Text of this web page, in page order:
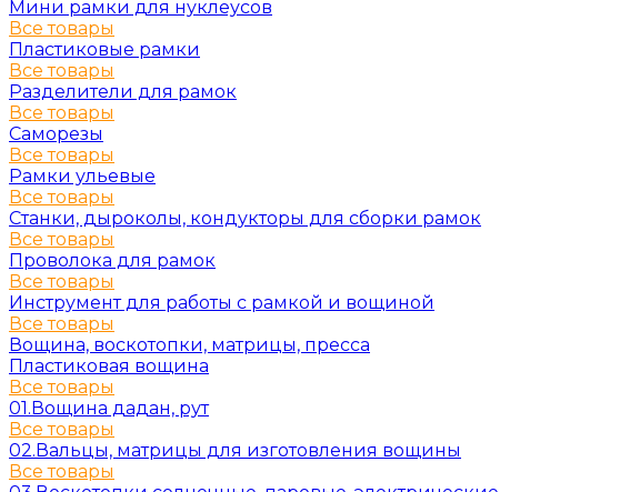
Мини рамки для нуклеусов
Все товары
Пластиковые рамки
Все товары
Разделители для рамок
Все товары
Саморезы
Все товары
Рамки ульевые
Все товары
Станки, дыроколы, кондукторы для сборки рамок
Все товары
Проволока для рамок
Все товары
Инструмент для работы с рамкой и вощиной
Все товары
Вощина, воскотопки, матрицы, пресса
Пластиковая вощина
Все товары
01.Вощина дадан, рут
Все товары
02.Вальцы, матрицы для изготовления вощины
Все товары